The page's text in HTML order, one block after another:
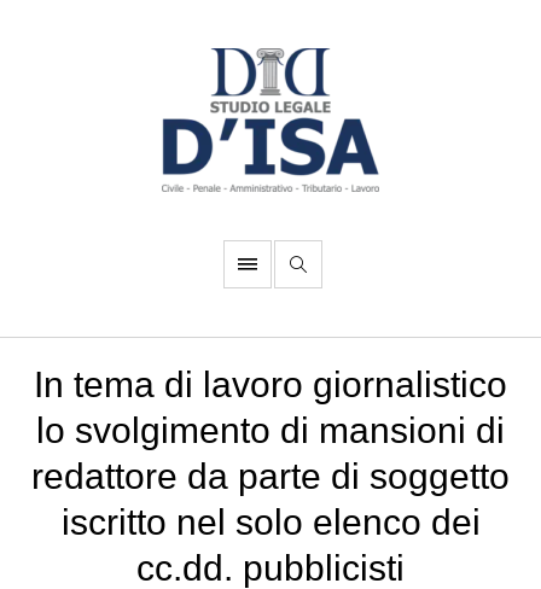
In tema di lavoro giornalistico
lo svolgimento di mansioni di
redattore da parte di soggetto
iscritto nel solo elenco dei
cc.dd. pubblicisti